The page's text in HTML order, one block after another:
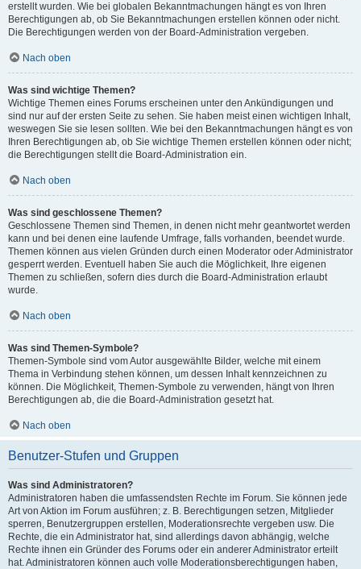
erstellt wurden. Wie bei globalen Bekanntmachungen hängt es von Ihren
Berechtigungen ab, ob Sie Bekanntmachungen erstellen können oder nicht.
Die Berechtigungen werden von der Board-Administration vergeben.
Nach oben
Was sind wichtige Themen?
Wichtige Themen eines Forums erscheinen unter den Ankündigungen und
sind nur auf der ersten Seite zu sehen. Sie haben meist einen wichtigen Inhalt,
weswegen Sie sie lesen sollten. Wie bei den Bekanntmachungen hängt es von
Ihren Berechtigungen ab, ob Sie wichtige Themen erstellen können oder nicht;
die Berechtigungen stellt die Board-Administration ein.
Nach oben
Was sind geschlossene Themen?
Geschlossene Themen sind Themen, in denen nicht mehr geantwortet werden
kann und bei denen eine laufende Umfrage, falls vorhanden, beendet wurde.
Themen können aus vielen Gründen durch einen Moderator oder Administrator
gesperrt werden. Eventuell haben Sie auch die Möglichkeit, Ihre eigenen
Themen zu schließen, sofern dies durch die Board-Administration erlaubt
wurde.
Nach oben
Was sind Themen-Symbole?
Themen-Symbole sind vom Autor ausgewählte Bilder, welche mit einem
Thema in Verbindung stehen können, um dessen Inhalt kennzeichnen zu
können. Die Möglichkeit, Themen-Symbole zu verwenden, hängt von Ihren
Berechtigungen ab, die die Board-Administration gesetzt hat.
Nach oben
Benutzer-Stufen und Gruppen
Was sind Administratoren?
Administratoren haben die umfassendsten Rechte im Forum. Sie können jede
Art von Aktion im Forum ausführen; z. B. Berechtigungen setzen, Mitglieder
sperren, Benutzergruppen erstellen, Moderationsrechte vergeben usw. Die
Rechte, die ein Administrator hat, sind allerdings davon abhängig, welche
Rechte ihnen ein Gründer des Forums oder ein anderer Administrator erteilt
hat. Administratoren können auch volle Moderationsberechtigungen haben,